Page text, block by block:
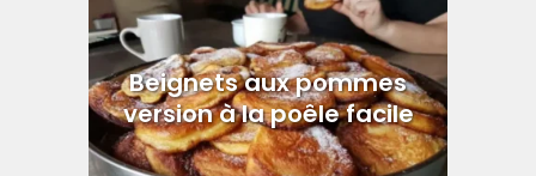
Beignets aux pommes
version à la poêle facile